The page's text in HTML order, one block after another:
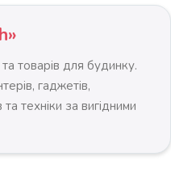
товарів для будинку.
гаджетів,
техніки за вигідними